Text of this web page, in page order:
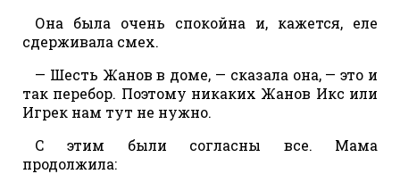
Она была очень спокойна и, кажется, еле
сдерживала смех.
— Шесть Жанов в доме, — сказала она, — это и
так перебор. Поэтому никаких Жанов Икс или
Игрек нам тут не нужно.
С этим были согласны все. Мама
продолжила: